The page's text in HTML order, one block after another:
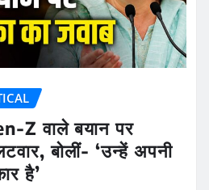
Z वाले बयान पर
बोलीं- ‘उन्हें अपनी
है’